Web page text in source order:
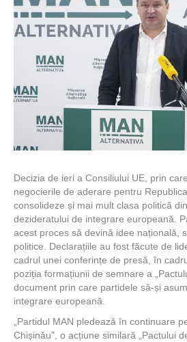
Decizia de ieri a Consiliului UE, prin
negocierile de aderare pentru
consolideze și mai mult clasa politică
dezideratului de integrare europeană.
acest proces să devină idee națională,
politice. Declarațiile au fost făcute de
cadrul unei conferințe de presă, în
poziția formațiunii de semnare a
document prin care partidele să-și
integrare europeană.
„Partidul MAN pledează în continuare
Chișinău”, o acțiune similară „Pactului